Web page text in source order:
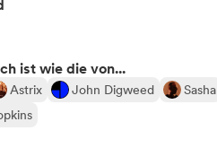
ist wie die von...
Astrix John Digweed
Sasha